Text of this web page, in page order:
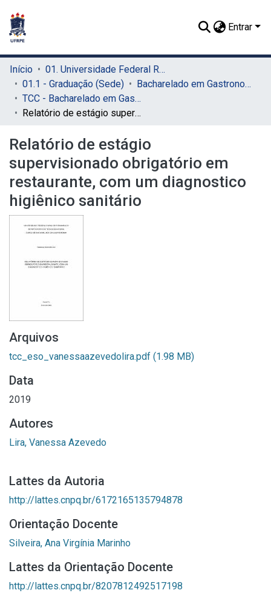
Entrar
Início
01. Universidade Federal Rural de Pernambuco - UFRPE (Sede)
01.1 - Graduação (Sede)
Bacharelado em Gastronomia (Sede)
TCC - Bacharelado em Gastronomia (Sede)
Relatório de estágio supervisionado obrigatório em restaurante, com um diagnostico higiênico sanitário
Relatório de estágio
supervisionado obrigatório em
restaurante, com um diagnostico
higiênico sanitário
Arquivos
tcc_eso_vanessaazevedolira.pdf (1.98 MB)
Data
2019
Autores
Lira, Vanessa Azevedo
Lattes da Autoria
http://lattes.cnpq.br/6172165135794878
Orientação Docente
Silveira, Ana Virgínia Marinho
Lattes da Orientação Docente
http://lattes.cnpq.br/8207812492517198